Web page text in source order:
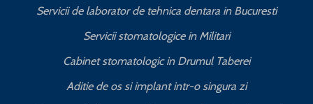
Servicii de laborator de tehnica dentara in Bucuresti
Servicii stomatologice in Militari
Cabinet stomatologic in Drumul Taberei
Aditie de os si implant intr-o singura zi